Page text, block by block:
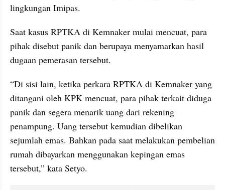
lingkungan Imipas.
Saat kasus RPTKA di Kemnaker mulai mencuat, para
pihak disebut panik dan berupaya menyamarkan hasil
dugaan pemerasan tersebut.
“Di sisi lain, ketika perkara RPTKA di Kemnaker yang
ditangani oleh KPK mencuat, para pihak terkait diduga
panik dan segera menarik uang dari rekening
penampung. Uang tersebut kemudian dibelikan
sejumlah emas. Bahkan pada saat melakukan pembelian
rumah dibayarkan menggunakan kepingan emas
tersebut,” kata Setyo.